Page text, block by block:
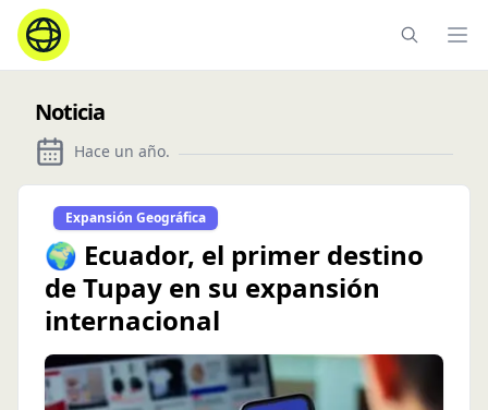
Noticia
Hace un año.
Expansión Geográfica
🌍 Ecuador, el primer destino
de Tupay en su expansión
internacional